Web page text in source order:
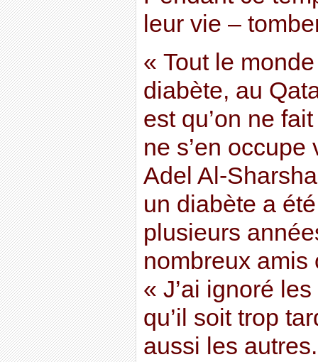
leur vie –
« Tout le
diabète, au
est qu’on ne
ne s’en
Adel Al-
un diabète a
plusieurs
nombreux amis
« J’ai ignoré
qu’il soit trop
aussi les